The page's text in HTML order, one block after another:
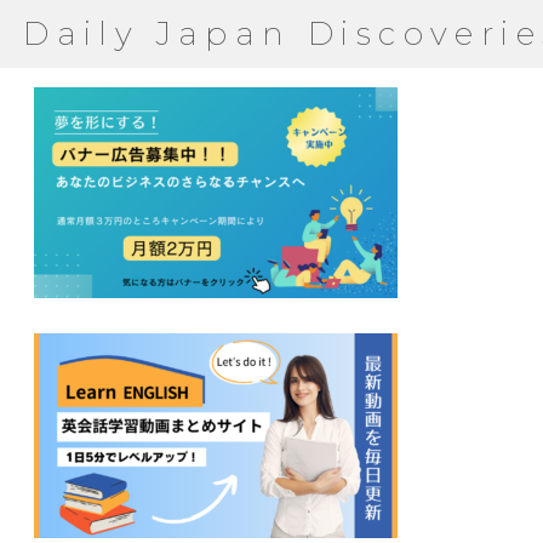
Daily Japan